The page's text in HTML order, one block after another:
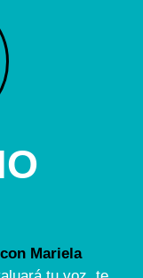
con Mariela